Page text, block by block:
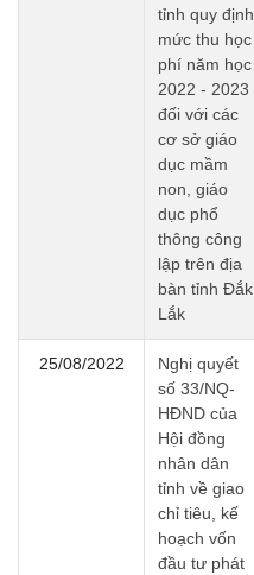
tỉnh quy định
mức thu học
phí năm học
2022 - 2023
đối với các
cơ sở giáo
dục mầm
non, giáo
dục phổ
thông công
lập trên địa
bàn tỉnh Đắk
Lắk
25/08/2022
Nghị quyết
số 33/NQ-
HĐND của
Hội đồng
nhân dân
tỉnh về giao
chỉ tiêu, kế
hoạch vốn
đầu tư phát